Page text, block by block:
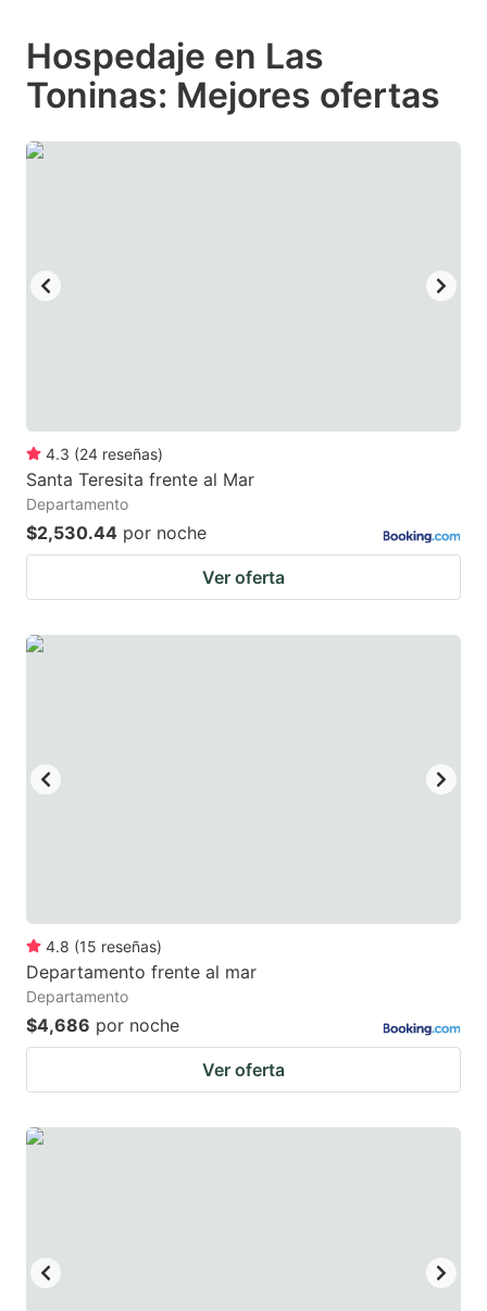
select
keyboard
shortcuts
for
changing
dates.
select
a
keyboard
dates.
Hospedaje en Las
Toninas: Mejores ofertas
4.3 (24 reseñas)
Santa Teresita frente al Mar
Departamento
$2,530.44 por noche
Ver oferta
4.8 (15 reseñas)
Departamento frente al mar
Departamento
$4,686 por noche
Ver oferta